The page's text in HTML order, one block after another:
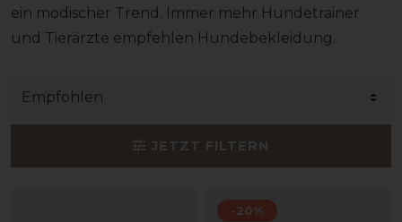
ein modischer Trend. Immer mehr Hundetrainer
und Tierärzte empfehlen Hundebekleidung.
JETZT FILTERN
-20%